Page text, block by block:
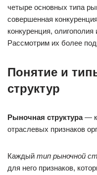
четыре основных типа
совершенная
конкуренция,
Рассмотрим их более
Понятие и
структур
Рыночная структура—
отраслевых признаков
Каждый тип рыночной
для него признаков,